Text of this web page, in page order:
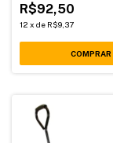
R$92,50
12 x de R$9,37